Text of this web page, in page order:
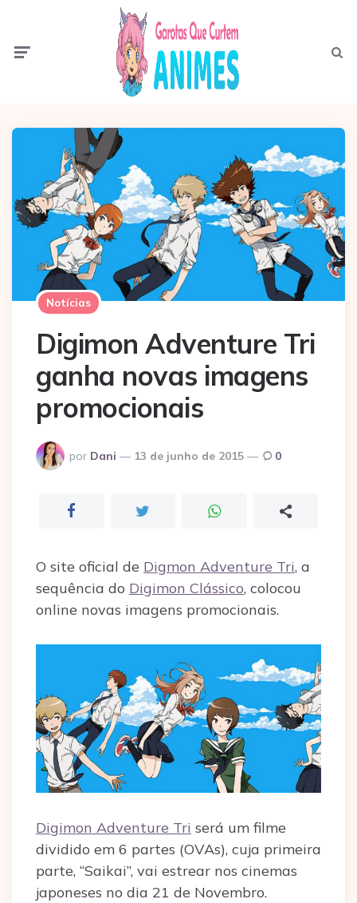
Notícias
Digimon Adventure Tri
ganha novas imagens
promocionais
Postado
por
por Dani 13 de junho de 2015 0
O site oficial de Digmon Adventure Tri, a
sequência do Digimon Clássico, colocou
online novas imagens promocionais.
Digimon Adventure Tri será um filme
dividido em 6 partes (OVAs), cuja primeira
parte, “Saikai”, vai estrear nos cinemas
japoneses no dia 21 de Novembro.